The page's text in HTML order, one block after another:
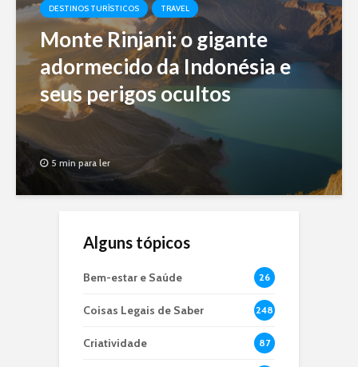
DESTINOS TURÍSTICOS
TRAVEL
Monte Rinjani: o gigante
adormecido da Indonésia e
seus perigos ocultos
5 min para ler
Alguns tópicos
Bem-estar e Saúde 26
Coisas Legais de Saber 248
Criatividade 87